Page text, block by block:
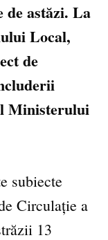
astăzi. La
Local,
de
Ministerului
subiecte
Circulație a
13